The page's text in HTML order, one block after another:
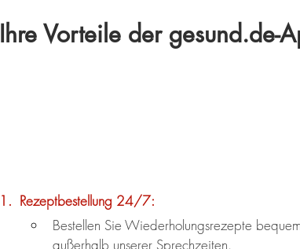
Ihre Vorteile der gesund.de-
1.  Rezeptbestellung 24/7:
Bestellen Sie Wiederholungsrezepte
außerhalb unserer Sprechzeiten.